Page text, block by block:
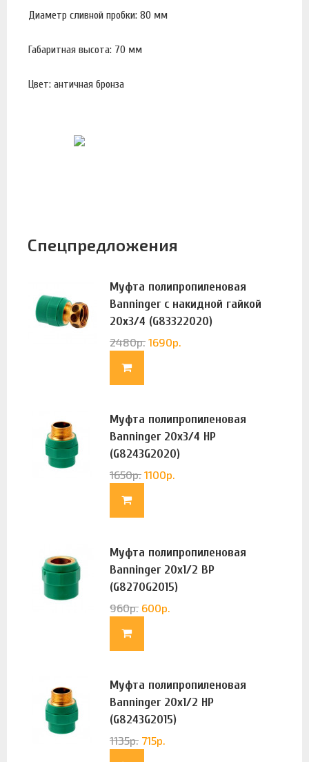
Диаметр сливной пробки: 80 мм
Габаритная высота: 70 мм
Цвет: античная бронза
Спецпредложения
Муфта полипропиленовая
Banninger с накидной гайкой
20х3/4 (G83322020)
2480р. 1690р.
Муфта полипропиленовая
Banninger 20х3/4 НР
(G8243G2020)
1650р. 1100р.
Муфта полипропиленовая
Banninger 20х1/2 ВР
(G8270G2015)
960р. 600р.
Муфта полипропиленовая
Banninger 20х1/2 НР
(G8243G2015)
1135р. 715р.